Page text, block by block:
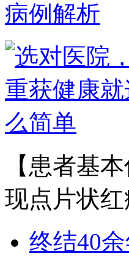
黄省让，男，医生。一九七
王宝旗 副主任医
1978年毕业于河北医科大学
专业（原博润医…【详情】
病例解析
【患者基
现点片状
终结40